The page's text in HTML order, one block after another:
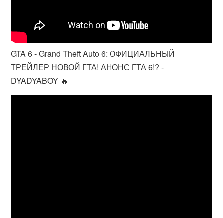
GTA 6 - Grand Theft Auto 6: ОФИЦИАЛЬНЫЙ
ТРЕЙЛЕР НОВОЙ ГТА! АНОНС ГТА 6!? -
DYADYABOY 🔥